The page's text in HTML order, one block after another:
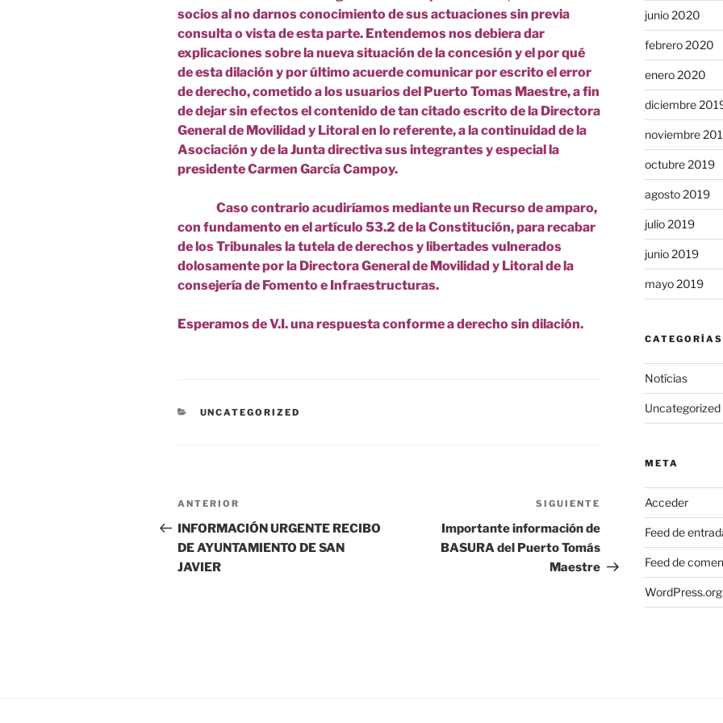
socios al no darnos conocimiento de sus actuaciones sin previa
consulta o vista de esta parte. Entendemos nos debiera dar
explicaciones sobre la nueva situación de la concesión y el por qué
de esta dilación y por último acuerde comunicar por escrito el error
de derecho, cometido a los usuarios del Puerto Tomas Maestre, a fin
de dejar sin efectos el contenido de tan citado escrito de la Directora
General de Movilidad y Litoral en lo referente, a la continuidad de la
Asociación y de la Junta directiva sus integrantes y especial la
presidente Carmen García Campoy.
Caso contrario acudiríamos mediante un Recurso de amparo,
con fundamento en el artículo 53.2 de la Constitución, para recabar
de los Tribunales la tutela de derechos y libertades vulnerados
dolosamente por la Directora General de Movilidad y Litoral de la
consejería de Fomento e Infraestructuras.
Esperamos de V.I. una respuesta conforme a derecho sin dilación.
CATEGORÍAS
UNCATEGORIZED
Navegación
de
entradas
Entrada
anterior:
ANTERIOR
INFORMACIÓN URGENTE RECIBO
DE AYUNTAMIENTO DE SAN
JAVIER
Siguiente
entrada
SIGUIENTE
Importante información de
BASURA del Puerto Tomás
Maestre
junio 2020
febrero 2020
enero 2020
diciembre
noviembre
octubre 2019
agosto 2019
julio 2019
junio 2019
mayo 2019
CATEGORÍAS
Notícias
Uncategorized
META
Acceder
Feed de
Feed de
WordPress.org